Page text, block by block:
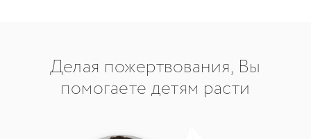
Делая пожертвования, Вы
помогаете детям расти